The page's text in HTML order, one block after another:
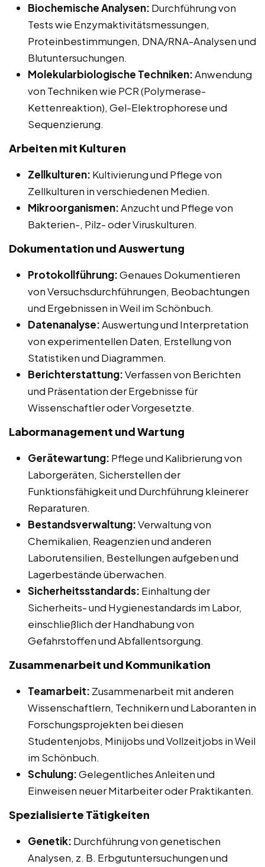
Biochemische Analysen: Durchführung von
Tests wie Enzymaktivitätsmessungen,
Proteinbestimmungen, DNA/RNA-Analysen und
Blutuntersuchungen.
Molekularbiologische Techniken:Anwendung
von Techniken wie PCR (Polymerase-
Kettenreaktion), Gel-Elektrophorese und
Sequenzierung.
Arbeiten mit Kulturen
Zellkulturen: Kultivierung und Pflege von
Zellkulturen in verschiedenen Medien.
Mikroorganismen:Anzucht und Pflege von
Bakterien-, Pilz- oder Viruskulturen.
Dokumentation und Auswertung
Protokollführung:Genaues Dokumentieren
von Versuchsdurchführungen, Beobachtungen
und Ergebnissen in Weil im Schönbuch.
Datenanalyse:Auswertung und Interpretation
von experimentellen Daten, Erstellung von
Statistiken und Diagrammen.
Berichterstattung:Verfassen von Berichten
und Präsentation der Ergebnisse für
Wissenschaftler oder Vorgesetzte.
Labormanagement und Wartung
Gerätewartung: Pflege und Kalibrierung von
Laborgeräten, Sicherstellen der
Funktionsfähigkeit und Durchführung kleinerer
Reparaturen.
Bestandsverwaltung:Verwaltung von
Chemikalien, Reagenzien und anderen
Laborutensilien, Bestellungen aufgeben und
Lagerbestände überwachen.
Sicherheitsstandards: Einhaltung der
Sicherheits- und Hygienestandards im Labor,
einschließlich der Handhabung von
Gefahrstoffen und Abfallentsorgung.
Zusammenarbeit und Kommunikation
Teamarbeit: Zusammenarbeit mit anderen
Wissenschaftlern, Technikern und Laboranten in
Forschungsprojekten bei diesen
Studentenjobs, Minijobs und Vollzeitjobs in Weil
im Schönbuch.
Schulung:Gelegentliches Anleiten und
Einweisen neuer Mitarbeiter oder Praktikanten.
Spezialisierte Tätigkeiten
Genetik: Durchführung von genetischen
Analysen, z. B. Erbgutuntersuchungen und